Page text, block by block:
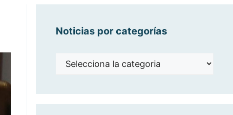
Noticias por categorías
Noticias